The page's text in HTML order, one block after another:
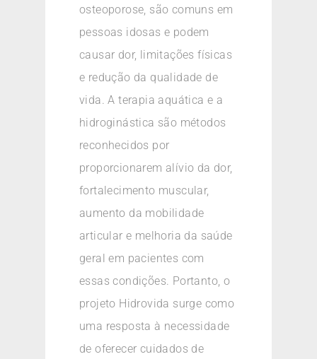
osteoporose, são comuns em
pessoas idosas e podem
causar dor, limitações físicas
e redução da qualidade de
vida. A terapia aquática e a
hidroginástica são métodos
reconhecidos por
proporcionarem alívio da dor,
fortalecimento muscular,
aumento da mobilidade
articular e melhoria da saúde
geral em pacientes com
essas condições. Portanto, o
projeto Hidrovida surge como
uma resposta à necessidade
de oferecer cuidados de